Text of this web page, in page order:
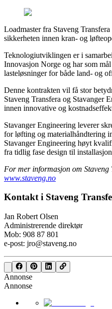
Loadmaster fra Staveng
sikkerheten innen kran- og
Teknologiutviklingen er i
Innovasjon Norge og har som
lasteløsninger for både land- og
Denne kontrakten vil få stor
Staveng Transfera og Stavanger
innen innovative og
Stavanger Engineering leverer
for løfting og materialhåndtering
Stavanger Engineering høyt
fra tidlig fase design til
For mer informasjon om Staveng
www.staveng.no
Kontakt i Staveng
Jan Robert Olsen
Administrerende direktør
Mob: 908 87 801
e-post: jro@staveng.no
Annonse
Annonse